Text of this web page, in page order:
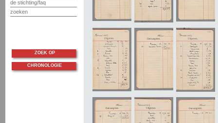
de stichting/faq
zoeken
ZOEK OP
CHRONOLOGIE